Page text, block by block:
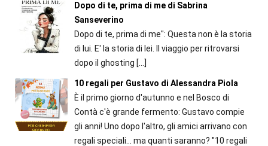
Dopo di te, prima di me di Sabrina
Sanseverino
Dopo di te, prima di me": Questa non è la storia
di lui. E' la storia di lei. Il viaggio per ritrovarsi
dopo il ghosting […]
10 regali per Gustavo di Alessandra Piola
È il primo giorno d'autunno e nel Bosco di
Contà c'è grande fermento: Gustavo compie
gli anni! Uno dopo l'altro, gli amici arrivano con
regali speciali... ma quanti saranno? "10 regali